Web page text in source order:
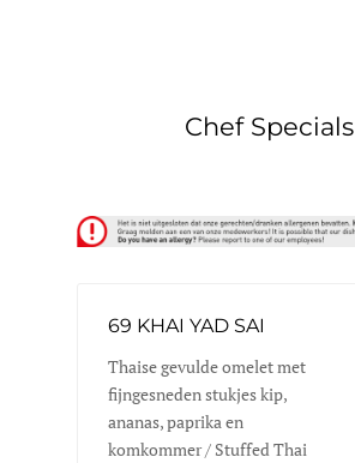
Chef Specials
69 KHAI YAD SAI
Thaise gevulde omelet met
fijngesneden stukjes kip,
ananas, paprika en
komkommer / Stuffed Thai